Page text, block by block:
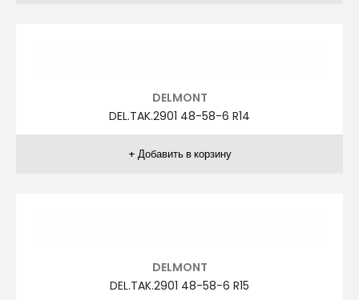
DELMONT
DEL.TAK.2841 48-58-6 R12
DELMONT
DEL.TAK.2841 48-58-6 R13